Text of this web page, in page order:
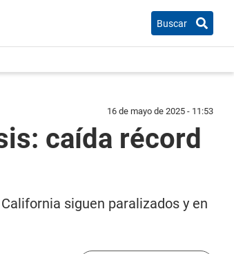
Buscar
16 de mayo de 2025 - 11:53
caída récord
siguen paralizados y en